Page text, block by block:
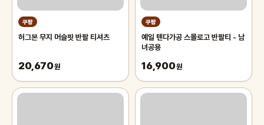
쿠팡
허그본 무지 머슬핏 반팔 티셔츠
20,670원
쿠팡
예일 텐다가공 스몰로고 반팔티 - 남
녀공용
16,900원